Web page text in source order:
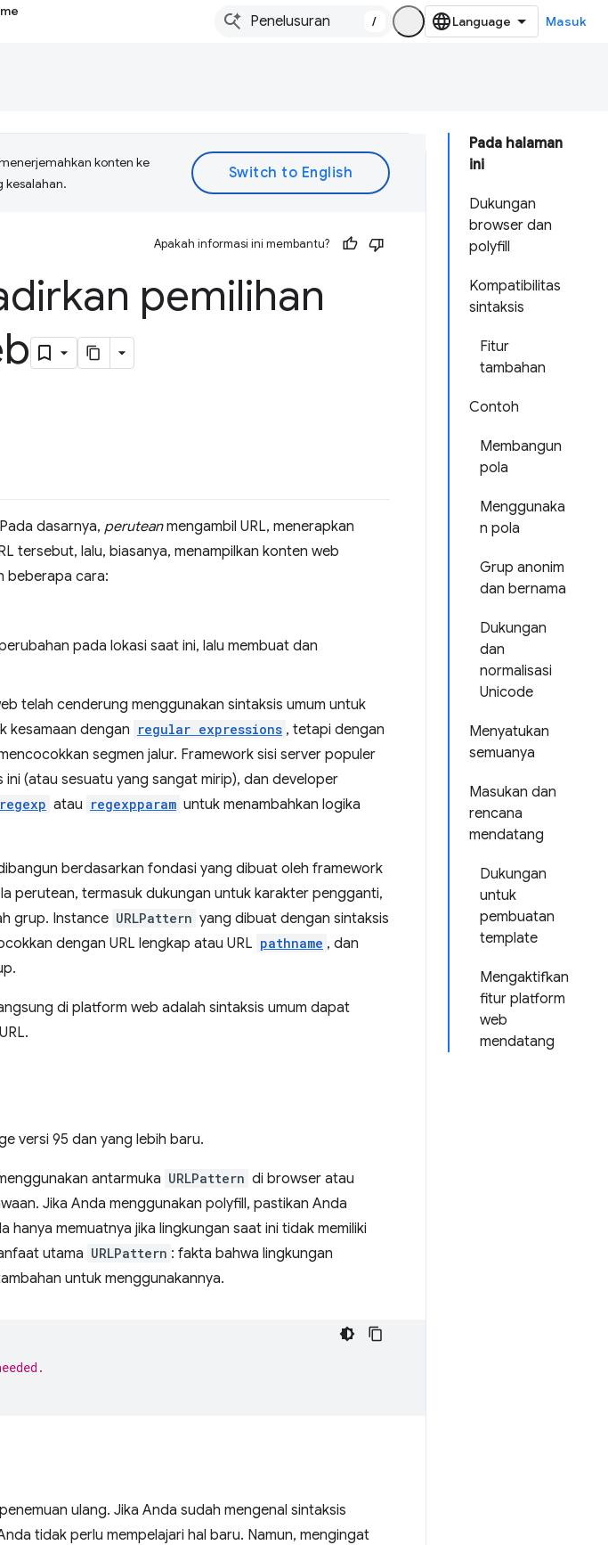
/ Masuk
Pada halaman
ini
Dukungan
browser dan
polyfill
Kompatibilitas
sintaksis
Fitur
tambahan
Contoh
Membangun
pola
Menggunaka
n pola
Grup anonim
dan bernama
Dukungan
dan
normalisasi
Unicode
Menyatukan
semuanya
Masukan dan
rencana
mendatang
Dukungan
untuk
pembuatan
template
Mengaktifkan
fitur platform
web
mendatang
konten ke
kesalahan.
Apakah informasi ini membantu?
pemilihan
dasarnya, peruteanmengambil URL, menerapkan
tersebut, lalu, biasanya, menampilkan konten web
beberapa cara:
pada lokasi saat ini, lalu membuat dan
telah cenderung menggunakan sintaksis umum untuk
kesamaan dengan regular expressions , tetapi dengan
segmen jalur. Framework sisi server populer
ini (atau sesuatu yang sangat mirip), dan developer
atau regexpparam untuk menambahkan logika
berdasarkan fondasi yang dibuat oleh framework
perutean, termasuk dukungan untuk karakter pengganti,
grup. Instance URLPattern yang dibuat dengan sintaksis
dengan URL lengkap atau URL pathname , dan
di platform web adalah sintaksis umum dapat
versi 95 dan yang lebih baru.
antarmuka URLPattern di browser atau
Jika Anda menggunakan polyfill, pastikan Anda
memuatnya jika lingkungan saat ini tidak memiliki
utama URLPattern : fakta bahwa lingkungan
untuk menggunakannya.
ulang. Jika Anda sudah mengenal sintaksis
tidak perlu mempelajari hal baru. Namun, mengingat